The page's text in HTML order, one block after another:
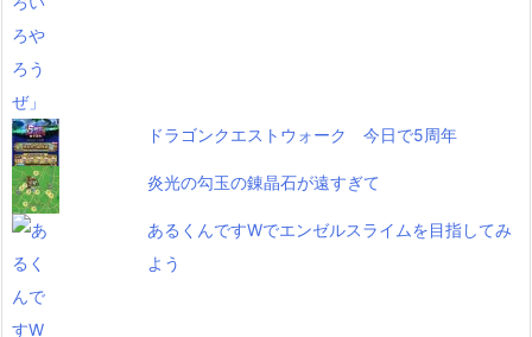
ドラゴンクエストウォーク 今日で5周年
炎光の勾玉の錬晶石が遠すぎて
あるくんですWでエンゼルスライムを目指してみ
よう